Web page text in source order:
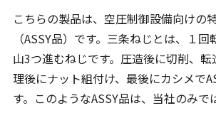
こちらの製品は、空圧制御設備向けの
（ASSY品）です。三条ねじとは、１
山3つ進むねじです。圧造後に切削、
理後にナット組付け、最後にカシメで
す。このようなASSY品は、当社のみで